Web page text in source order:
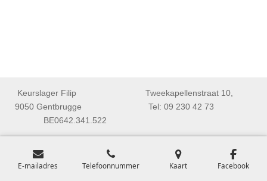
Keurslager Filip Tweekapellenstraat 10,
9050 Gentbrugge Tel: 09 230 42 73
BE0642.341.522
E-mailadres Telefoonnummer Kaart Facebook